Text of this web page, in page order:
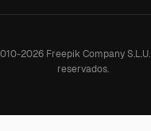
2026Freepik Company S.L.U.
reservados.